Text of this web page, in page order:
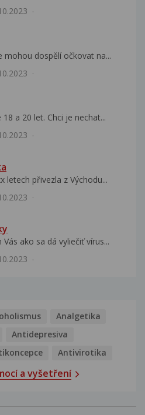
mohou dospělí očkovat na...
a 20 let. Chci je nechat...
letech přivezla z Východu...
ako sa dá vyliečiť vírus...
Analgetika
Antidepresiva
Antivirotika
a vyšetření